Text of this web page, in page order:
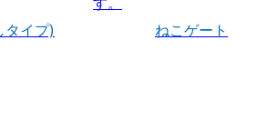
タイプ)
ねこゲート